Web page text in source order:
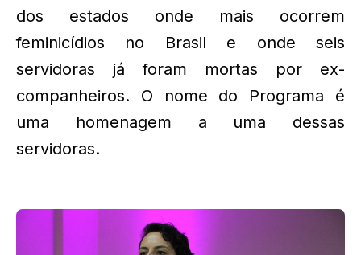
dos estados onde mais ocorrem
feminicídios no Brasil e onde seis
servidoras já foram mortas por ex-
companheiros. O nome do Programa é
uma homenagem a uma dessas
servidoras.